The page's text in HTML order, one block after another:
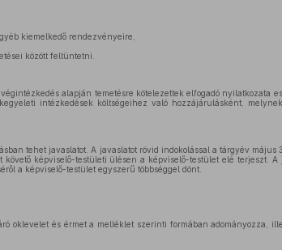
kiemelkedő rendezvényeire,
között feltüntetni.
alapján temetésre kötelezettek elfogadó nyilatkozata
intézkedések költségeihez való hozzájárulásként,
tehet javaslatot. A javaslatot rövid indokolással a tárgyév május
képviselő-testületi ülésen a képviselő-testület elé terjeszt. A
a képviselő-testület egyszerű többséggel dönt.
oklevelet és érmet a melléklet szerinti formában adományozza,